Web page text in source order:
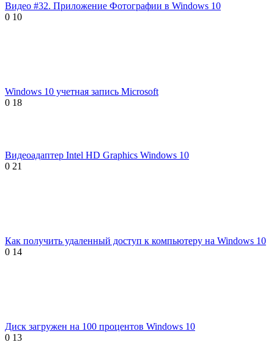
Видео #32. Приложение Фотографии в Windows 10
0 10
Windows 10 учетная запись Microsoft
0 18
Видеоадаптер Intel HD Graphics Windows 10
0 21
Как получить удаленный доступ к компьютеру на Windows 10
0 14
Диск загружен на 100 процентов Windows 10
0 13